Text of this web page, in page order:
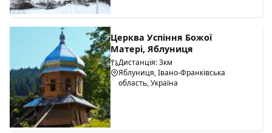
Церква Успіння Божої
Матері, Яблуниця
Дистанція: 3км
Яблуниця, Івано-Франківська
область, Україна